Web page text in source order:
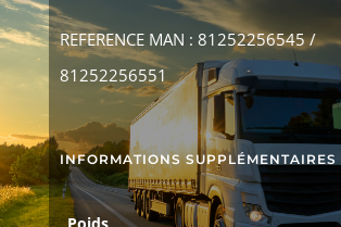
REFERENCE MAN : 81252256545 /
81252256551
INFORMATIONS SUPPLÉMENTAIRES